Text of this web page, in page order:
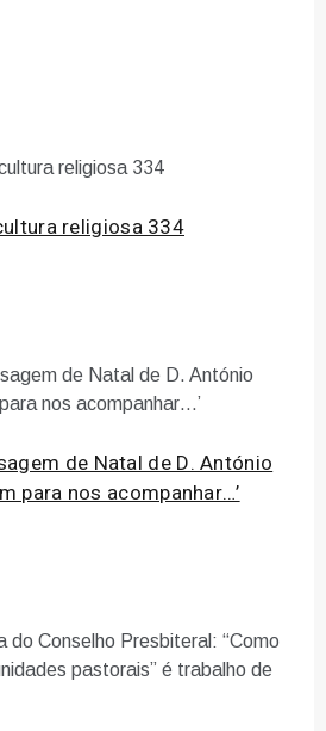
religiosa 334
de Natal de D. António
para nos acompanhar…’